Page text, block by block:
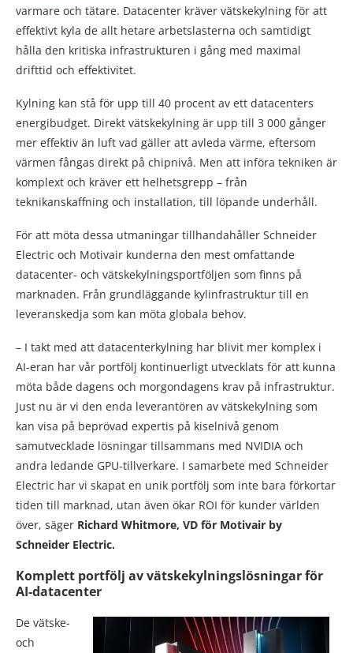
varmare och tätare. Datacenter kräver vätskekylning för att
effektivt kyla de allt hetare arbetslasterna och samtidigt
hålla den kritiska infrastrukturen i gång med maximal
drifttid och effektivitet.
Kylning kan stå för upp till 40 procent av ett datacenters
energibudget. Direkt vätskekylning är upp till 3 000 gånger
mer effektiv än luft vad gäller att avleda värme, eftersom
värmen fångas direkt på chipnivå. Men att införa tekniken är
komplext och kräver ett helhetsgrepp – från
teknikanskaffning och installation, till löpande underhåll.
För att möta dessa utmaningar tillhandahåller Schneider
Electric och Motivair kunderna den mest omfattande
datacenter- och vätskekylningsportföljen som finns på
marknaden. Från grundläggande kylinfrastruktur till en
leveranskedja som kan möta globala behov.
– I takt med att datacenterkylning har blivit mer komplex i
AI-eran har vår portfölj kontinuerligt utvecklats för att kunna
möta både dagens och morgondagens krav på infrastruktur.
Just nu är vi den enda leverantören av vätskekylning som
kan visa på beprövad expertis på kiselnivå genom
samutvecklade lösningar tillsammans med NVIDIA och
andra ledande GPU-tillverkare. I samarbete med Schneider
Electric har vi skapat en unik portfölj som inte bara förkortar
tiden till marknad, utan även ökar ROI för kunder världen
över, säger Richard Whitmore, VD för Motivair by
Schneider Electric.
Komplett portfölj av vätskekylningslösningar för
AI-datacenter
De vätske-
och